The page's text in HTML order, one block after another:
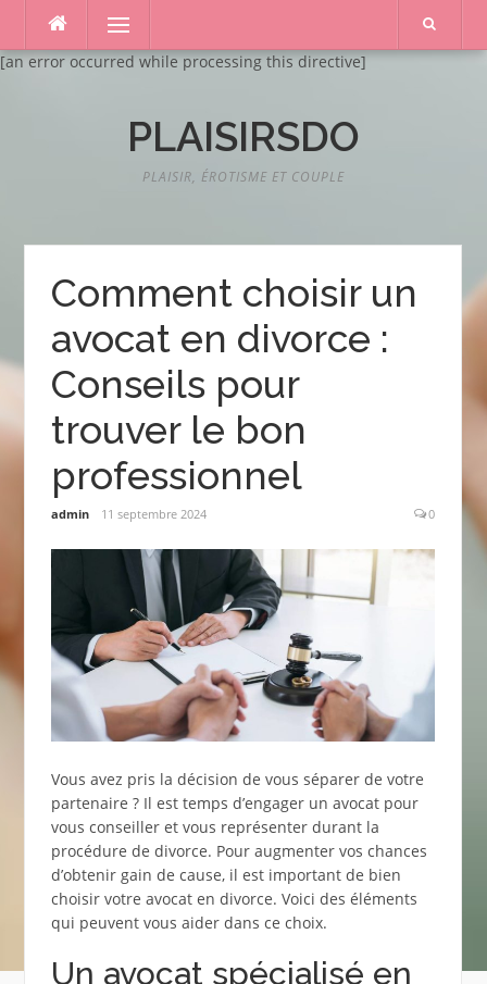
contenu
Menu
[an error occurred while processing this directive]
PLAISIRSDO
PLAISIR, ÉROTISME ET COUPLE
Comment choisir un
avocat en divorce :
Conseils pour
trouver le bon
professionnel
admin 11 septembre 2024 0
Vous avez pris la décision de vous séparer de votre
partenaire ? Il est temps d’engager un avocat pour
vous conseiller et vous représenter durant la
procédure de divorce. Pour augmenter vos chances
d’obtenir gain de cause, il est important de bien
choisir votre avocat en divorce. Voici des éléments
qui peuvent vous aider dans ce choix.
Un avocat spécialisé en